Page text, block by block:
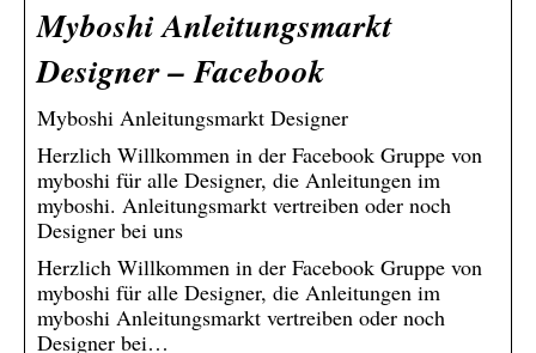
Myboshi Anleitungsmarkt
Designer – Facebook
Myboshi Anleitungsmarkt Designer
Herzlich Willkommen in der Facebook Gruppe von
myboshi für alle Designer, die Anleitungen im
myboshi. Anleitungsmarkt vertreiben oder noch
Designer bei uns
Herzlich Willkommen in der Facebook Gruppe von
myboshi für alle Designer, die Anleitungen im
myboshi Anleitungsmarkt vertreiben oder noch
Designer bei…